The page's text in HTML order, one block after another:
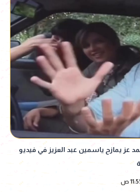
عز يمازح ياسمين عبد العزيز في فيديو